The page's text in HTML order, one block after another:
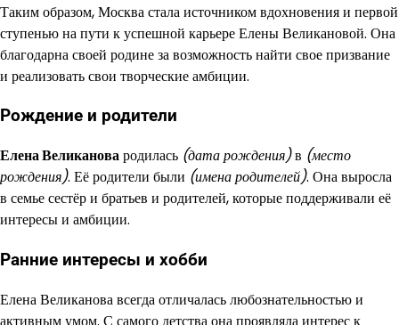
Таким образом, Москва стала источником вдохновения и первой
ступенью на пути к успешной карьере Елены Великановой. Она
благодарна своей родине за возможность найти свое призвание
и реализовать свои творческие амбиции.
Рождение и родители
Елена Великановародилась (дата рождения)в (место
рождения). Её родители были (имена родителей). Она выросла
в семье сестёр и братьев и родителей, которые поддерживали её
интересы и амбиции.
Ранние интересы и хобби
Елена Великанова всегда отличалась любознательностью и
активным умом. С самого детства она проявляла интерес к